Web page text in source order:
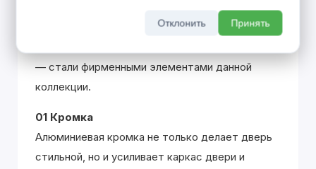
коллекцию «URBAN», вобравшую в себя дух
современного мегаполиса. Символы города в
— стали фирменными элементами данной
коллекции.
01 Кромка
Алюминиевая кромка не только делает дверь
стильной, но и усиливает каркас двери и
Отклонить Принять